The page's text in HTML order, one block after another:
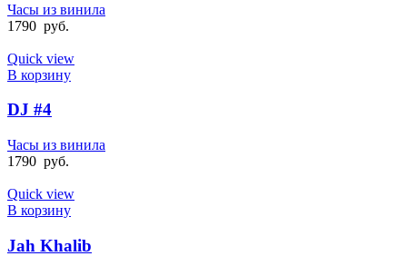
Часы из винила
1790 руб.
Quick view
В корзину
DJ #4
Часы из винила
1790 руб.
Quick view
В корзину
Jah Khalib